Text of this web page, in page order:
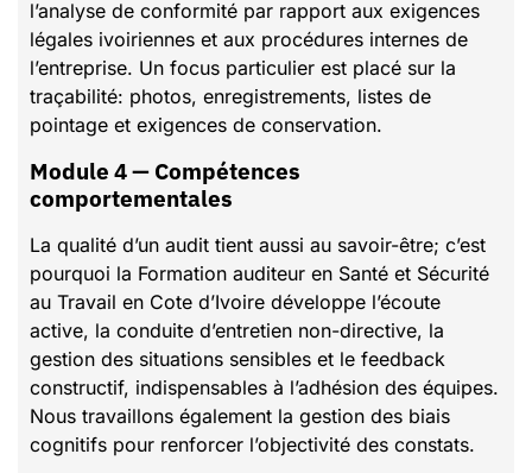
l’analyse de conformité par rapport aux exigences
légales ivoiriennes et aux procédures internes de
l’entreprise. Un focus particulier est placé sur la
traçabilité: photos, enregistrements, listes de
pointage et exigences de conservation.
Module 4 — Compétences
comportementales
La qualité d’un audit tient aussi au savoir-être; c’est
pourquoi la Formation auditeur en Santé et Sécurité
au Travail en Cote d’Ivoire développe l’écoute
active, la conduite d’entretien non-directive, la
gestion des situations sensibles et le feedback
constructif, indispensables à l’adhésion des équipes.
Nous travaillons également la gestion des biais
cognitifs pour renforcer l’objectivité des constats.